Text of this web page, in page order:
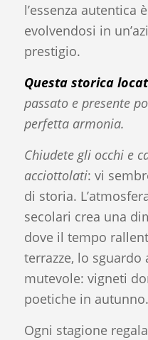
l’essenza autentica
evolvendosi in
prestigio.
Questa storica
passato e presente
perfetta armonia.
Chiudete gli occhi e
acciottolati: vi
di storia.
secolari crea una
dove il tempo
terrazze, lo
mutevole: vigneti
poetiche in autunno.
Ogni stagione